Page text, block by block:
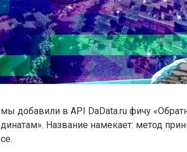
добавили в API DaData.ru фичу
Название намекает: метод